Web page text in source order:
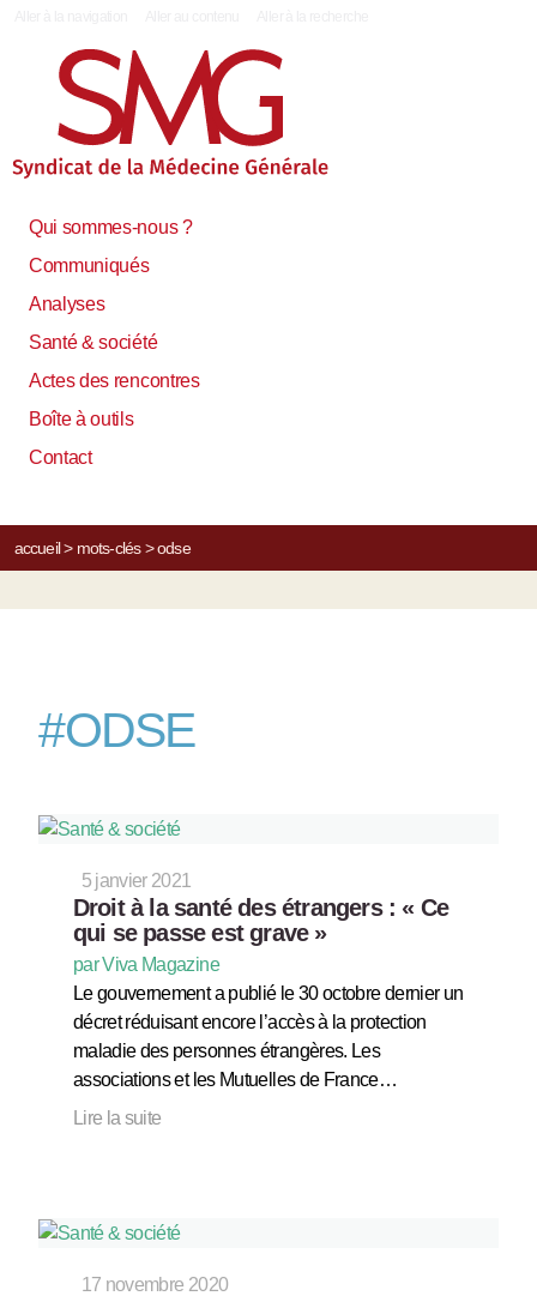
Qui sommes-nous ?
Communiqués
Analyses
Santé & société
Actes des rencontres
Boîte à outils
Contact
accueil> mots-clés> odse
#ODSE
5 janvier 2021
Droit à la santé des étrangers : « Ce
qui se passe est grave »
par Viva Magazine
Le gouvernement a publié le 30 octobre dernier un
décret réduisant encore l’accès à la protection
maladie des personnes étrangères. Les
associations et les Mutuelles de France…
Lire la suite
17 novembre 2020